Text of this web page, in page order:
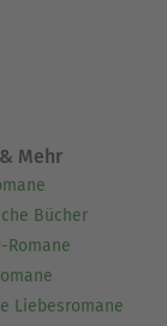
Mehr
Bücher
Romane
Liebesromane